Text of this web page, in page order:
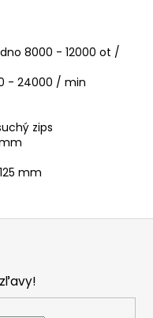
8000 - 12000 ot /
- 24000 / min
zips
mm